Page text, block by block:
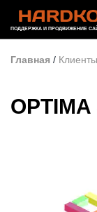
ПОДДЕРЖКА И ПРОДВИЖЕНИЕ
Главная / Клиенты
OPTIMA